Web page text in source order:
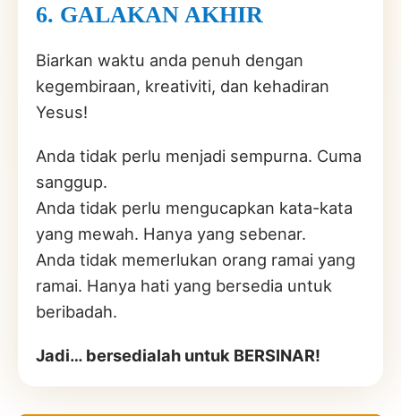
6. GALAKAN AKHIR
Biarkan waktu anda penuh dengan
kegembiraan, kreativiti, dan kehadiran
Yesus!
Anda tidak perlu menjadi sempurna. Cuma
sanggup.
Anda tidak perlu mengucapkan kata-kata
yang mewah. Hanya yang sebenar.
Anda tidak memerlukan orang ramai yang
ramai. Hanya hati yang bersedia untuk
beribadah.
Jadi… bersedialah untuk BERSINAR!